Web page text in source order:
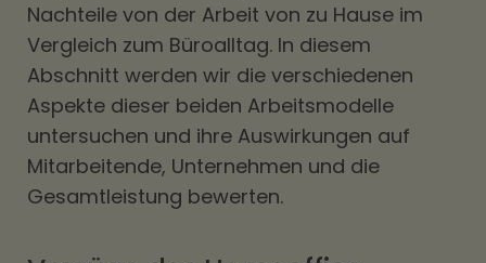
Nachteile von der Arbeit von zu Hause im
Vergleich zum Büroalltag. In diesem
Abschnitt werden wir die verschiedenen
Aspekte dieser beiden Arbeitsmodelle
untersuchen und ihre Auswirkungen auf
Mitarbeitende, Unternehmen und die
Gesamtleistung bewerten.